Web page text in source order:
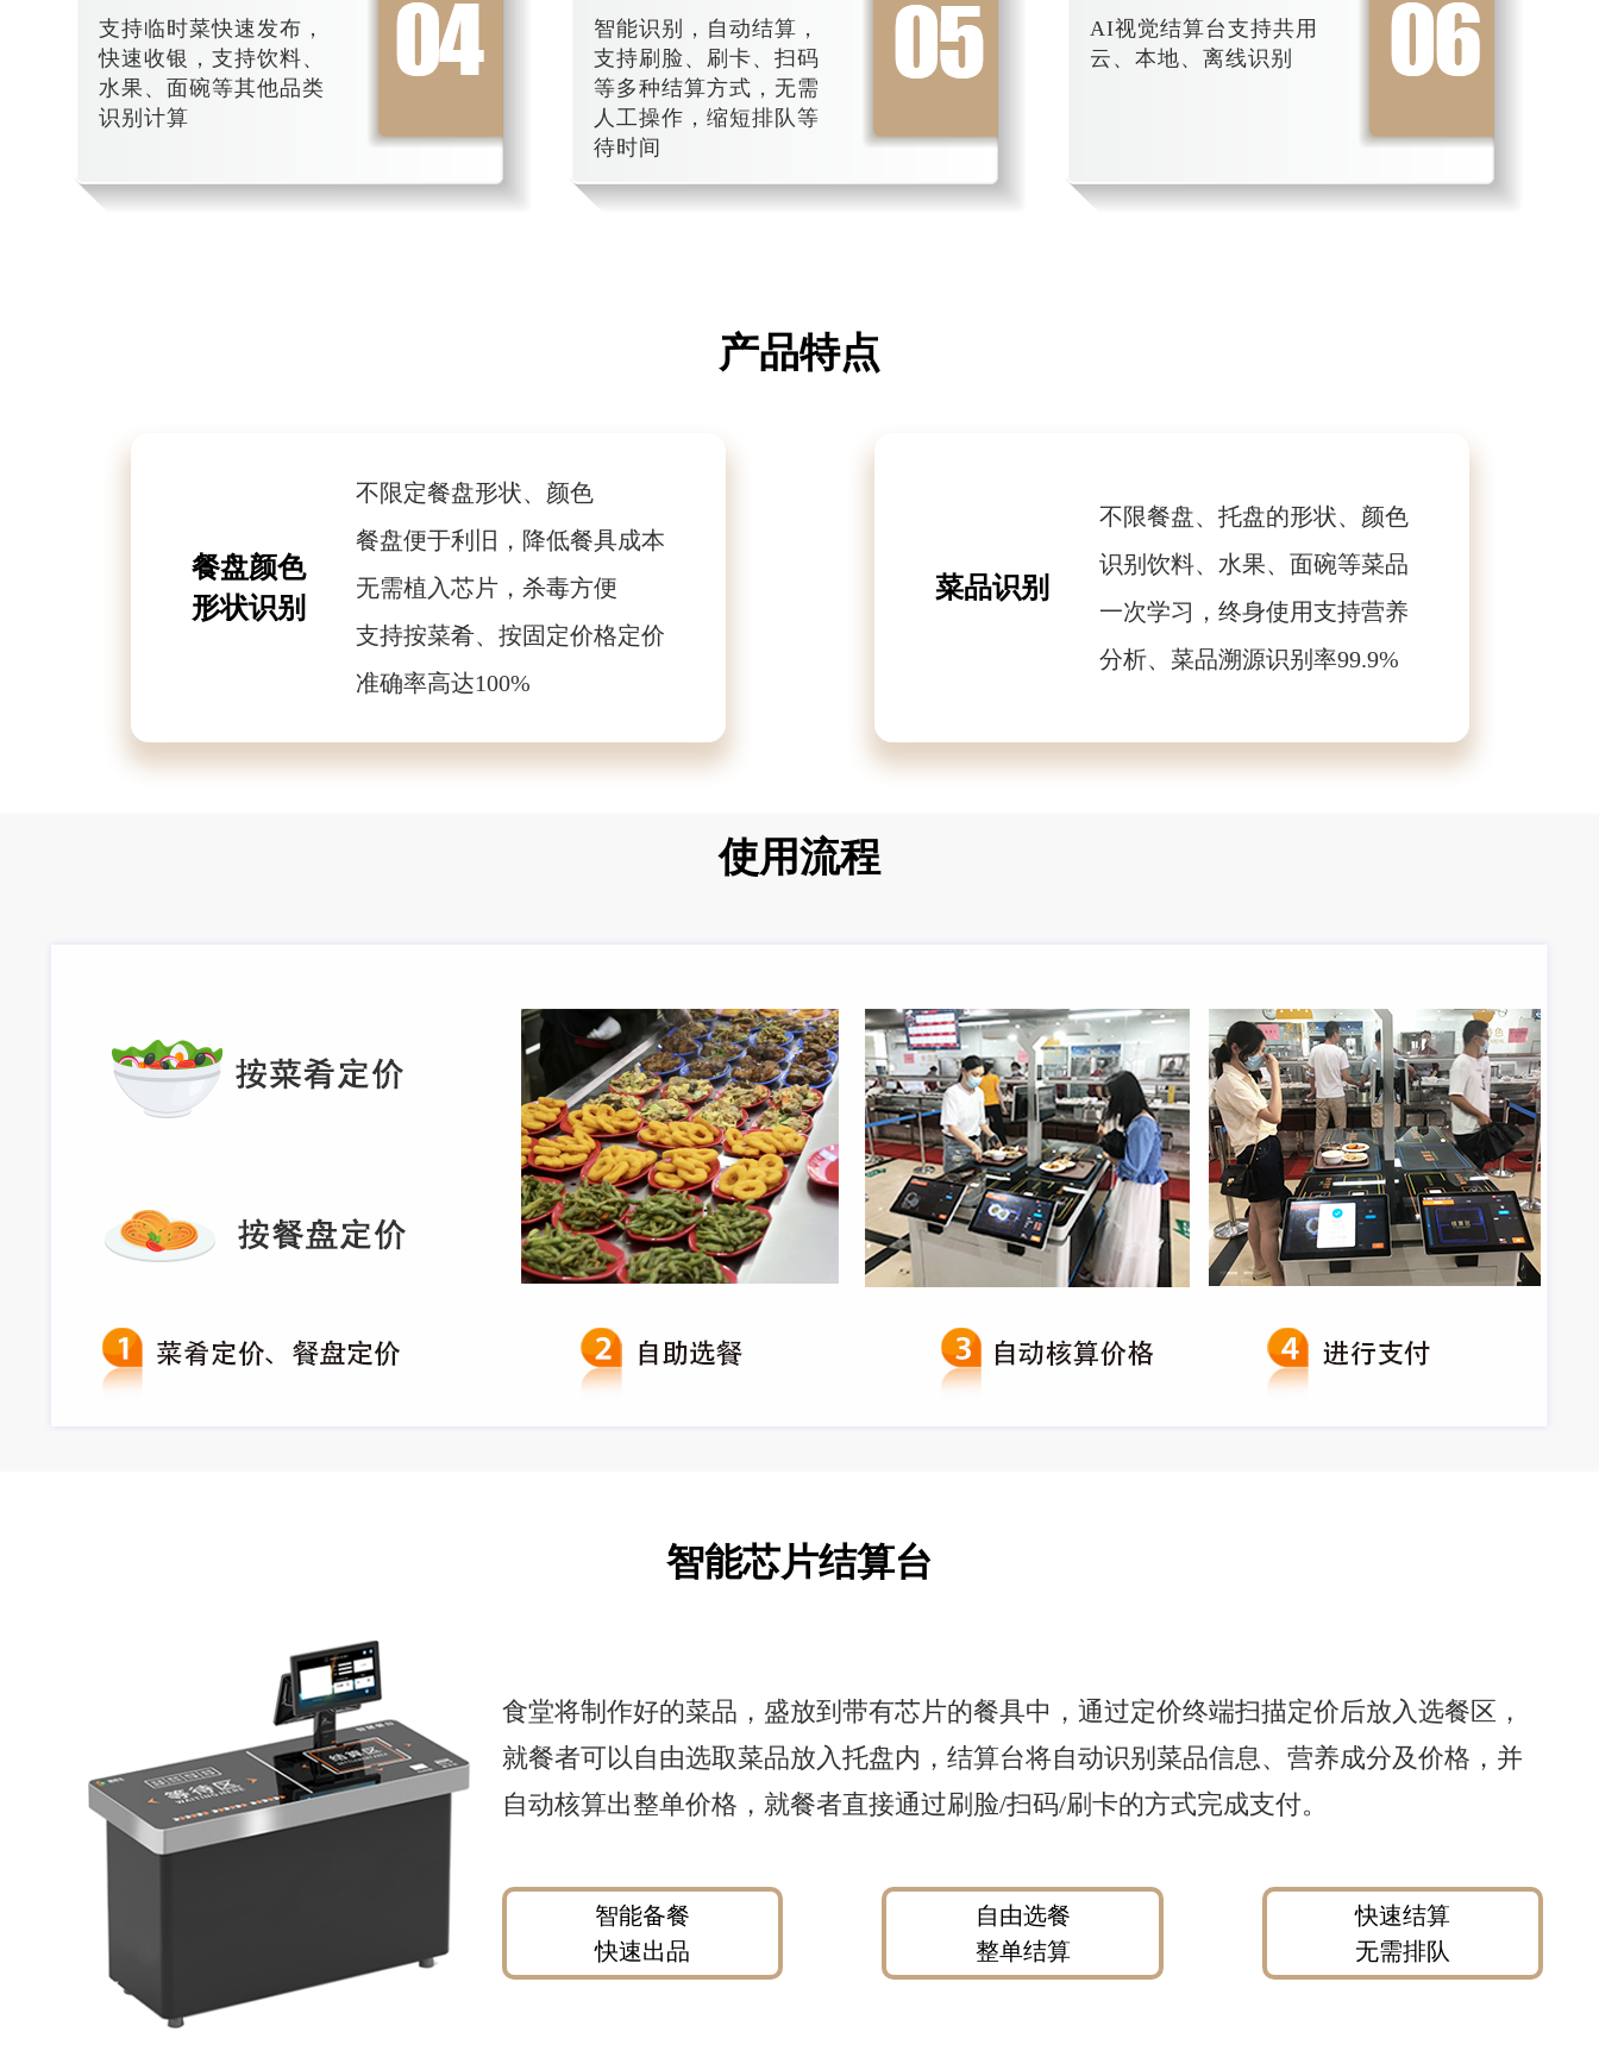
支持临时菜快速发布，
快速收银，支持饮料、
水果、面碗等其他品类
识别计算
智能识别，自动结算，
支持刷脸、刷卡、扫码
等多种结算方式，无需
人工操作，缩短排队等
待时间
AI视觉结算台支持共用
云、本地、离线识别
产品特点
餐盘颜色
形状识别
不限定餐盘形状、颜色
餐盘便于利旧，降低餐具成本
无需植入芯片，杀毒方便
支持按菜肴、按固定价格定价
准确率高达100%
菜品识别
不限餐盘、托盘的形状、颜色
识别饮料、水果、面碗等菜品
一次学习，终身使用支持营养
分析、菜品溯源识别率99.9%
使用流程
智能芯片结算台
食堂将制作好的菜品，盛放到带有芯片的餐具中，通过定价终端扫描定价后放入选餐区，
就餐者可以自由选取菜品放入托盘内，结算台将自动识别菜品信息、营养成分及价格，并
自动核算出整单价格，就餐者直接通过刷脸/扫码/刷卡的方式完成支付。
智能备餐
快速出品
自由选餐
整单结算
快速结算
无需排队